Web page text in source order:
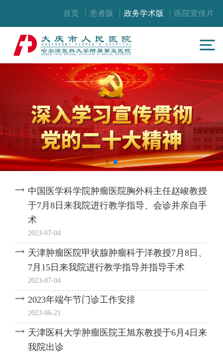
首页 患者版 政务学术版 医院宣传片
中国医学科学院肿瘤医院胸外科主任赵峻教授
于7月8日来我院进行教学指导、会诊并亲自手
术
2023-07-04
天津肿瘤医院甲状腺肿瘤科于洋教授7月8日、
7月15日来我院进行教学指导并指导手术
2023-07-04
2023年端午节门诊工作安排
2023-06-21
天津医科大学肿瘤医院王旭东教授于6月4日来
我院出诊